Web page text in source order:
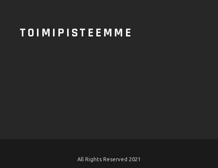
TOIMIPISTEEMME
All Rights Reserved 2021